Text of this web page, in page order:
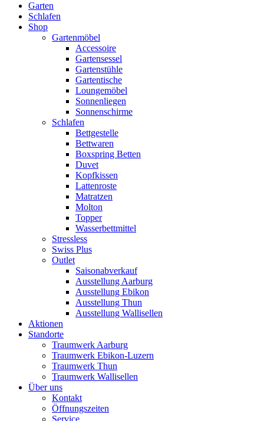
Garten
Schlafen
Shop
Gartenmöbel
Accessoire
Gartensessel
Gartenstühle
Gartentische
Loungemöbel
Sonnenliegen
Sonnenschirme
Schlafen
Bettgestelle
Bettwaren
Boxspring Betten
Duvet
Kopfkissen
Lattenroste
Matratzen
Molton
Topper
Wasserbettmittel
Stressless
Swiss Plus
Outlet
Saisonabverkauf
Ausstellung Aarburg
Ausstellung Ebikon
Ausstellung Thun
Ausstellung Wallisellen
Aktionen
Standorte
Traumwerk Aarburg
Traumwerk Ebikon-Luzern
Traumwerk Thun
Traumwerk Wallisellen
Über uns
Kontakt
Öffnungszeiten